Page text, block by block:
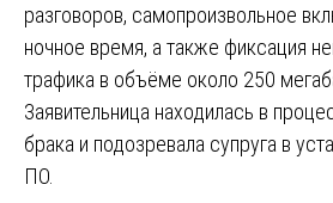
разговоров, самопроизвольное
ночное время, а также фиксация
трафика в объёме около 250
Заявительница находилась в
брака и подозревала супруга в
ПО.